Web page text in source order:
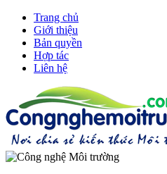
Trang chủ
Giới thiệu
Bản quyền
Hợp tác
Liên hệ